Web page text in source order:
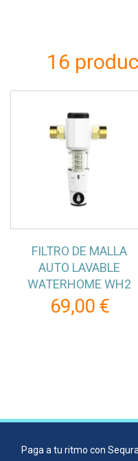
16
FILTRO DE MALLA
AUTO LAVABLE
WATERHOME WH2
69,00 €
Paga a tu ritmo con